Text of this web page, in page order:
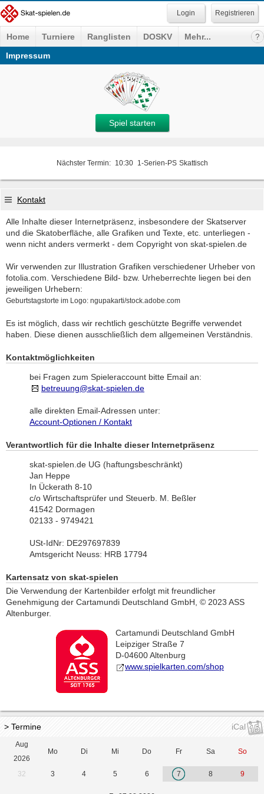
Registrieren
Home Turniere Ranglisten DOSKV
Mehr...
Impressum
Spiel starten
Nächster Termin: 10:30 1-Serien-PS Skattisch
Kontakt
Alle Inhalte dieser Internetpräsenz, insbesondere der Skatserver
und die Skatoberfläche, alle Grafiken und Texte, etc. unterliegen -
wenn nicht anders vermerkt - dem Copyright von skat-spielen.de
Wir verwenden zur Illustration Grafiken verschiedener Urheber von
fotolia.com. Verschiedene Bild- bzw. Urheberrechte liegen bei den
jeweiligen Urhebern:
Geburtstagstorte im Logo: ngupakarti/stock.adobe.com
Es ist möglich, dass wir rechtlich geschützte Begriffe verwendet
haben. Diese dienen ausschließlich dem allgemeinen Verständnis.
Kontaktmöglichkeiten
bei Fragen zum Spieleraccount bitte Email an:
betreuung@skat-spielen.de
alle direkten Email-Adressen unter:
Account-Optionen / Kontakt
Verantwortlich für die Inhalte dieser Internetpräsenz
skat-spielen.de UG (haftungsbeschränkt)
Jan Heppe
In Ückerath 8-10
c/o Wirtschaftsprüfer und Steuerb. M. Beßler
41542 Dormagen
02133 - 9749421
USt-IdNr: DE297697839
Amtsgericht Neuss: HRB 17794
Kartensatz von skat-spielen
Die Verwendung der Kartenbilder erfolgt mit freundlicher
Genehmigung der Cartamundi Deutschland GmbH, © 2023 ASS
Altenburger.
Cartamundi Deutschland GmbH
Leipziger Straße 7
D-04600 Altenburg
www.spielkarten.com/shop
> Termine iCal
Aug
2026
Mo Di Mi Do Fr Sa So
32 3 4 5 6 7 8 9